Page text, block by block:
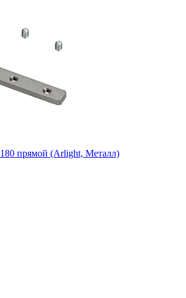
прямой (Arlight, Металл)